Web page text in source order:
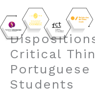
Skip
content
Critical
Portuguese
Students